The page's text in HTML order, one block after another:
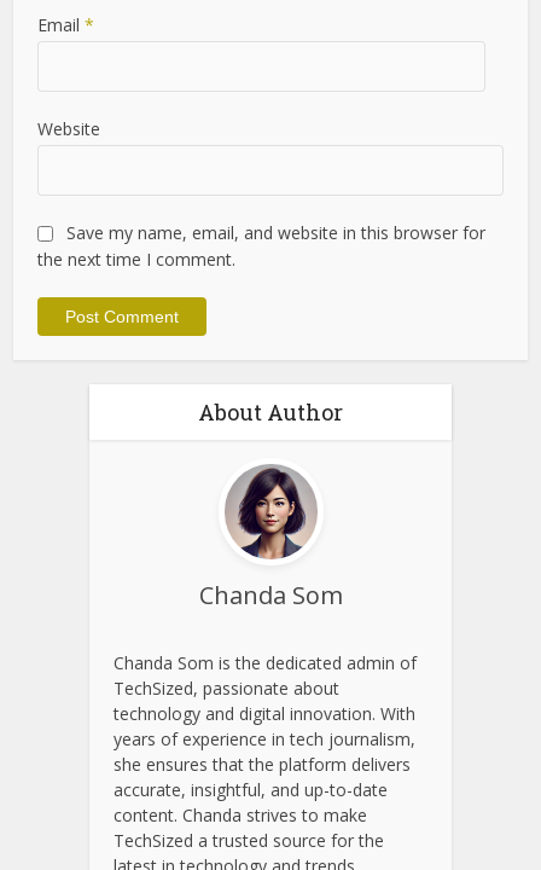
Name*
Email*
Website
Save my name, email, and website in this browser for
the next time I comment.
About Author
Chanda Som
Chanda Som is the dedicated admin of
TechSized, passionate about